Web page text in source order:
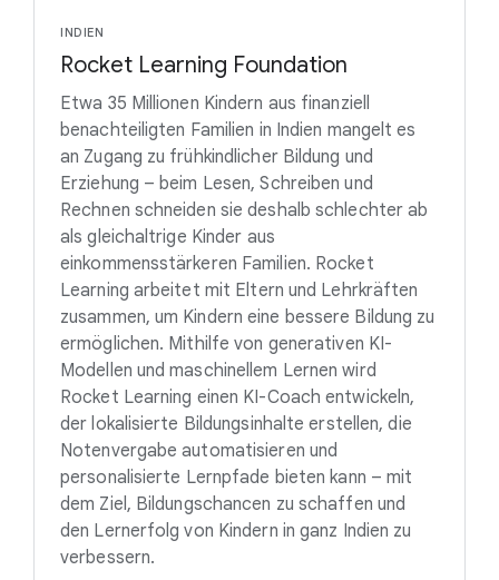
INDIEN
Rocket Learning Foundation
Etwa 35 Millionen Kindern aus finanziell
benachteiligten Familien in Indien mangelt es
an Zugang zu frühkindlicher Bildung und
Erziehung – beim Lesen, Schreiben und
Rechnen schneiden sie deshalb schlechter ab
als gleichaltrige Kinder aus
einkommensstärkeren Familien. Rocket
Learning arbeitet mit Eltern und Lehrkräften
zusammen, um Kindern eine bessere Bildung zu
ermöglichen. Mithilfe von generativen KI-
Modellen und maschinellem Lernen wird
Rocket Learning einen KI-Coach entwickeln,
der lokalisierte Bildungsinhalte erstellen, die
Notenvergabe automatisieren und
personalisierte Lernpfade bieten kann – mit
dem Ziel, Bildungschancen zu schaffen und
den Lernerfolg von Kindern in ganz Indien zu
verbessern.